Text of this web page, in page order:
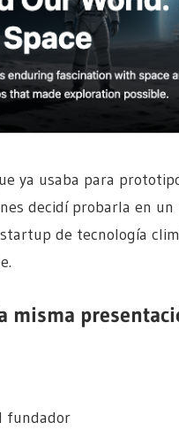
ya usaba para
decidí probarla en
de tecnología
misma
fundador